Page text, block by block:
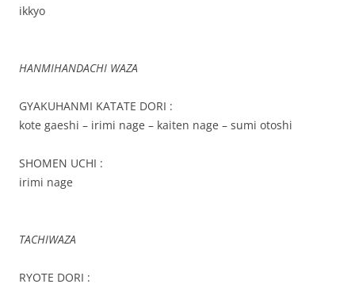
ikkyo
HANMIHANDACHI WAZA
GYAKUHANMI KATATE DORI :
kote gaeshi – irimi nage – kaiten nage – sumi otoshi
SHOMEN UCHI :
irimi nage
TACHIWAZA
RYOTE DORI :